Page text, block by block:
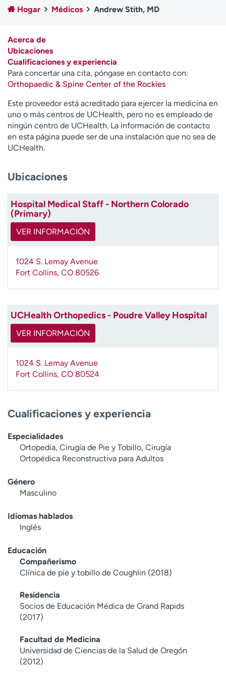
Atención a medios de
comunicación
Contáctenos Noticias e historias
A
y
ú
d
a
m
e
c
o
n
Hogar Médicos Andrew Stith, MD
Acerca de
Ubicaciones
Cualificaciones y experiencia
Para concertar una cita, póngase en contacto con:
Orthopaedic & Spine Center of the Rockies
Este proveedor está acreditado para ejercer la medicina en
uno o más centros de UCHealth, pero no es empleado de
ningún centro de UCHealth. La información de contacto
en esta página puede ser de una instalación que no sea de
UCHealth.
Ubicaciones
Hospital Medical Staff - Northern Colorado
(Primary)
VER INFORMACIÓN
1024 S. Lemay Avenue
Fort Collins, CO 80526
UCHealth Orthopedics - Poudre Valley Hospital
VER INFORMACIÓN
1024 S. Lemay Avenue
Fort Collins, CO 80524
Cualificaciones y experiencia
Especialidades
Ortopedia, Cirugía de Pie y Tobillo, Cirugía
Ortopédica Reconstructiva para Adultos
Género
Masculino
Idiomas hablados
Inglés
Educación
Compañerismo
Clínica de pie y tobillo de Coughlin (2018)
Residencia
Socios de Educación Médica de Grand Rapids
(2017)
Facultad de Medicina
Universidad de Ciencias de la Salud de Oregón
(2012)